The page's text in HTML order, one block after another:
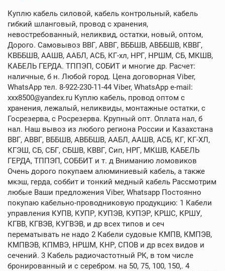
Куплю кабель силовой, кабель контрольный, кабель
гибкий шланговый, провод с хранения,
невостребованный, неликвид, остатки, новый, оптом,
Дорого. Самовывоз ВВГ, АВВГ, ВББШВ, АВББШВ, КВВГ,
КВББШВ, ААШВ, ААБЛ, АСБ, КГ-хл, НРГ, НРШМ, СБ, МКШВ,
КАБЕЛЬ ГЕРДА. ТППЭП, СОБИТ и многие др. Расчет:
наличные, б н. Любой город. Цена договорная Viber,
WhatsApp тел. 8-922-230-11-44 Viber, WhatsApp e-mail:
xxx8500@yandex.ru Куплю кабель, провод оптом с
хранения, лежалый, неликвиды, монтажные остатки, с
Госрезерва, с Росрезерва. Крупный опт. Оплата нал, б
нал. Наш вывоз из любого региона России и Казахстана
ВВГ, АВВГ, ВББШВ, АВББШВ, ААБЛ, ААШВ, АСБ, КГ, КГ-ХЛ,
КГЭШ, СБ, СБГ, СБШВ, КВВГ, Сип, НРГ, МКШВ, КАБЕЛЬ
ГЕРДА, ТППЭП, СОББИТ и т. д Вниманию ломовиков
Очень дорого покупаем алюминиевый кабель, а также
мкэш, герда, соббит и тонкий медный кабель Рассмотрим
любые Ваши предложения Viber, Whatsapp Постоянно
покупаю кабельно-проводниковую продукцию: 1 Кабели
управления КУПВ, КУПР, КУПЭВ, КУПЭР, КРШС, КРШУ,
КГВВ, КГВЭВ, КУГВЭВ, и др всех типов и сеч
перематывать не надо 2 Кабели судовые КМПВ, КМПЭВ,
КМПВЭВ, КПМВЭ, НРШМ, КНР, СПОВ и др всех видов и
сечений. 3 Кабель радиочастотный РК, в том числе
бронированный и с серебром. на 50, 75, 100, 150,. 4